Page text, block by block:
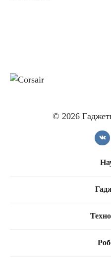
Xbox отмечает 25-летие
© 2026